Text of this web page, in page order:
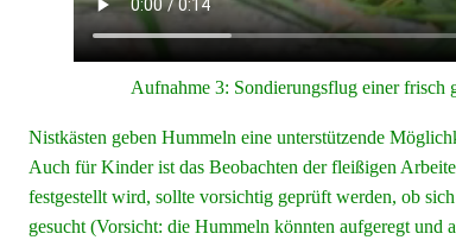
Aufnahme 3: Sondierungsflug einer frisch
Nistkästen geben Hummeln eine unterstützende
Auch für Kinder ist das Beobachten der fleißigen
festgestellt wird, sollte vorsichtig geprüft werden, ob
gesucht (Vorsicht: die Hummeln könnten aufgeregt und